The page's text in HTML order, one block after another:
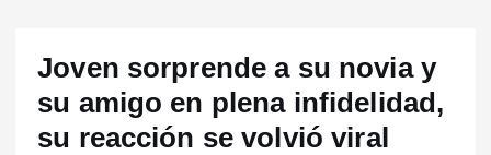
Joven sorprende a su novia y
su amigo en plena infidelidad,
su reacción se volvió viral